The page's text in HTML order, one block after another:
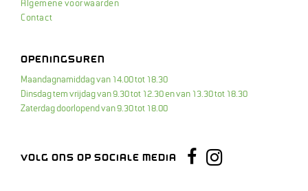
Algemene voorwaarden
Contact
OPENINGSUREN
Maandagnamiddag van 14.00 tot 18.30
Dinsdag tem vrijdag van 9.30 tot 12.30 en van 13.30 tot 18.30
Zaterdag doorlopend van 9.30 tot 18.00
VOLG ONS OP SOCIALE MEDIA FacebookInstagram